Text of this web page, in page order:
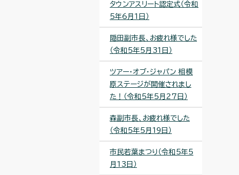
タウンアスリート認定式（令和
5年6月1日）
隠田副市長、お疲れ様でした
（令和5年5月31日）
ツアー・オブ・ジャパン 相模
原ステージが開催されまし
た！（令和5年5月27日）
森副市長、お疲れ様でした
（令和5年5月19日）
市民若葉まつり（令和5年5
月13日）